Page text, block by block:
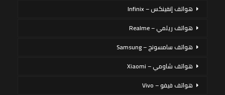
هواتف إنفينكس – Infinix
هواتف ريلمي – Realme
هواتف سامسونج – Samsung
هواتف شاومي – Xiaomi
هواتف فيفو – Vivo